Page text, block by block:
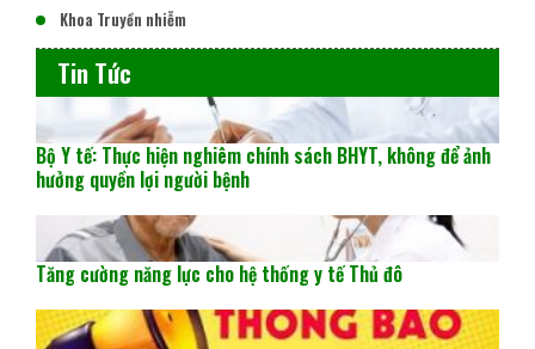
Khoa Truyền nhiễm
Tin Tức
Bộ Y tế: Thực hiện nghiêm chính sách BHYT, không để ảnh
hưởng quyền lợi người bệnh
Tăng cường năng lực cho hệ thống y tế Thủ đô